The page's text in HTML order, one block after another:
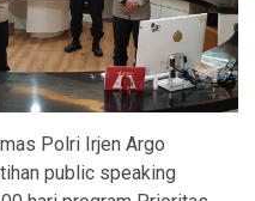
Polri Irjen Argo
public speaking